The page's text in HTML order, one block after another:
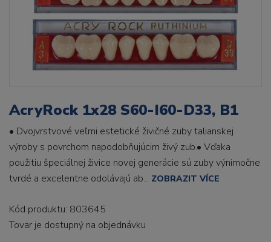
AcryRock 1x28 S60-I60-D33, B1
• Dvojvrstvové veľmi estetické živičné zuby talianskej
výroby s povrchom napodobňujúcim živý zub.• Vďaka
použitiu špeciálnej živice novej generácie sú zuby výnimočne
tvrdé a excelentne odolávajú ab... ZOBRAZIT VÍCE
Kód produktu: 803645
Tovar je dostupný na objednávku